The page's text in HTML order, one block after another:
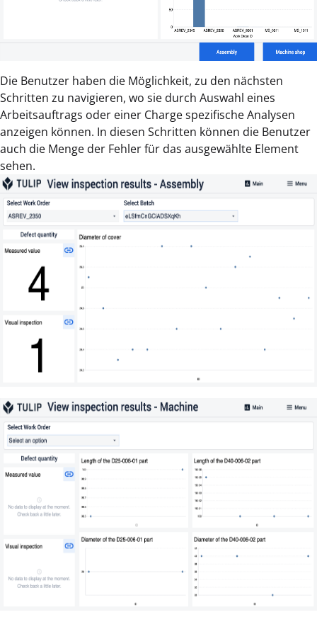
Die Benutzer haben die Möglichkeit, zu den nächsten
Schritten zu navigieren, wo sie durch Auswahl eines
Arbeitsauftrags oder einer Charge spezifische Analysen
anzeigen können. In diesen Schritten können die Benutzer
auch die Menge der Fehler für das ausgewählte Element
sehen.